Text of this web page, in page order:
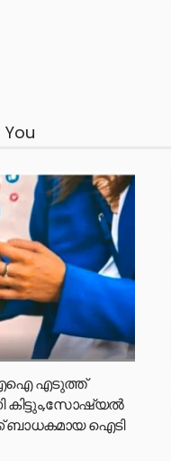
എഐ എടുത്ത്
കിട്ടും,സോഷ്യല്‍
ബാധകമായ ഐടി